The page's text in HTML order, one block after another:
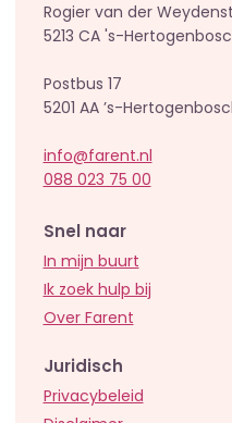
Rogier van der
5213 CA 's-
Postbus 17
5201 AA ’s-
info@farent.nl
088 023 75 00
Snel naar
In mijn buurt
Ik zoek hulp bij
Over Farent
Juridisch
Privacybeleid